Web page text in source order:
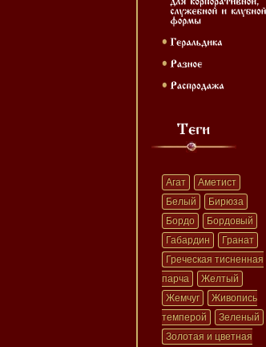
Агат
Аметист
Белый
Бирюза
Бордо
Бордовый
Габардин
Гранат
Греческая тисненная
парча
Желтый
Жемчуг
Живопись
темперой
Зеленый
Золотая и цветная